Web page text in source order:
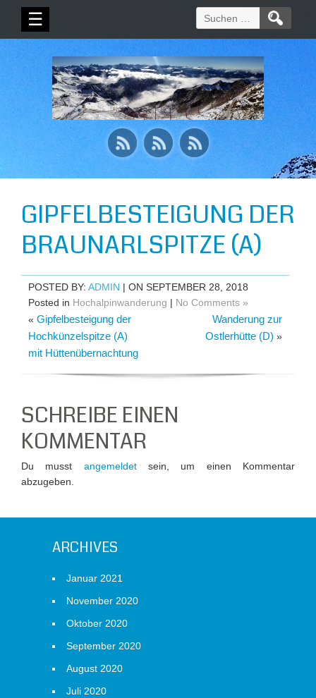
☰
Suchen
nach:
GIPFELBESTEIGUNG DER
BRAUNARLSPITZE (A)
POSTED BY: ADMIN | ON SEPTEMBER 28, 2018
Posted in Hochalpinwanderung | No Comments »
« Gipfelbesteigung der
Hochkünzelspitze (A)
mit Hüttenübernachtung
Wanderung zur
Ostlerhütte (D) »
SCHREIBE EINEN
KOMMENTAR
Du musst angemeldetsein, um einen Kommentar
abzugeben.
ARCHIVES
Januar 2021
November 2020
Oktober 2020
September 2020
August 2020
Juli 2020